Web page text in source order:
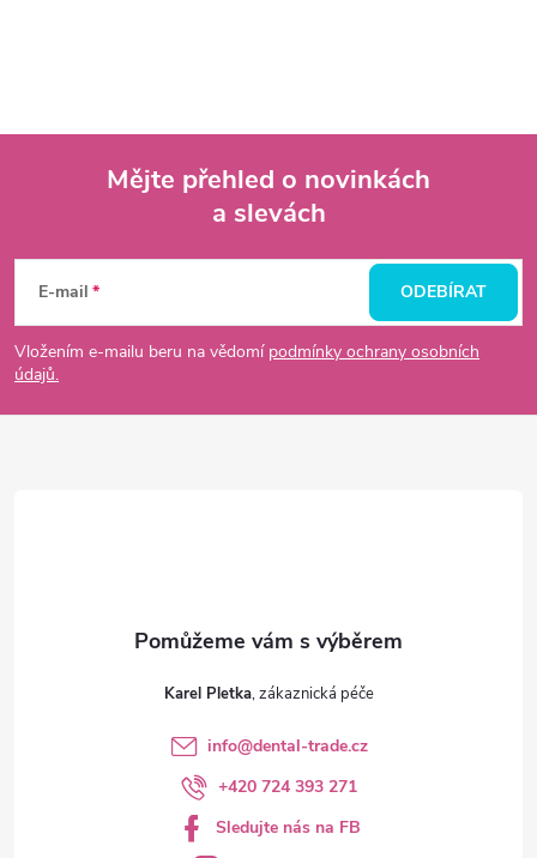
p
a
Mějte přehled o novinkách
a slevách
E-mail
Vložením e-mailu beru na vědomí podmínky ochrany osobních
údajů.
ODEBÍRAT
Karel Pletka
info@dental-trade.cz
+420 724 393 271
Sledujte nás na FB